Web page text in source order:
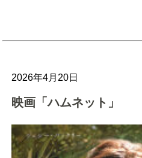
2026年4月20日
映画「ハムネット」